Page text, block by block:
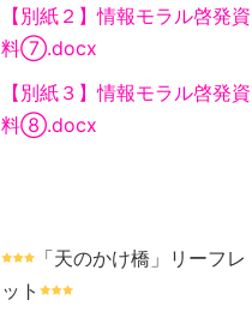
【別紙２】情報モラル啓発資
料⑦.docx
【別紙３】情報モラル啓発資
料⑧.docx
「天のかけ橋」リーフレ
ット